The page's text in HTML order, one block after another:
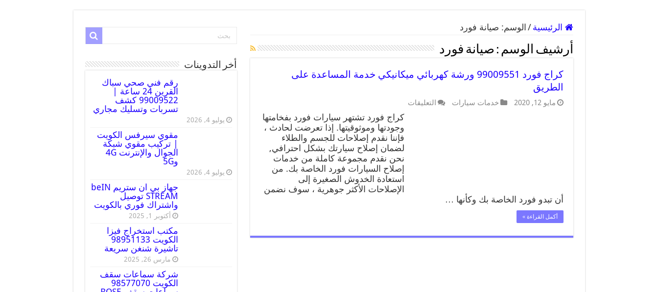
الرئيسية / الوسم: صيانة فورد
أرشيف الوسم : صيانة فورد
كراج فورد 99009551 ورشة كهربائي ميكانيكي خدمة المساعدة على
الطريق
مايو 12, 2020 خدمات سيارات التعليقات
كراج فورد تشتهر سيارات فورد بفخامتها
وجودتها وموثوقيتها. إذا تعرضت لحادث ،
فإننا نقدم إصلاحات للجسم والطلاء
لضمان إصلاح سيارتك بشكل احترافي,
نحن نقدم مجموعة كاملة من خدمات
إصلاح السيارات فورد الخاصة بك. من
استعادة الخدوش الصغيرة إلى
الإصلاحات الأكثر جوهرية ، سوف نضمن
أن تبدو فورد الخاصة بك وكأنها …
أكمل القراءة »
أخر التدوينات
رقم فني صحي سباك
القرين 24 ساعة |
99009522 كشف
تسربات وتسليك مجاري
يوليو 4, 2026
مقوي سيرفس الكويت
| تركيب مقوي شبكة
الجوال والإنترنت 4G
و5G
يوليو 4, 2026
جهاز بي ان ستريم beIN
STREAM توصيل
واشتراك فوري بالكويت
أكتوبر 1, 2025
مكتب استخراج فيزا
الكويت 98951133
تاشيرة شنغن سريعة
مارس 26, 2025
شركة سماعات سقف
الكويت 98577070